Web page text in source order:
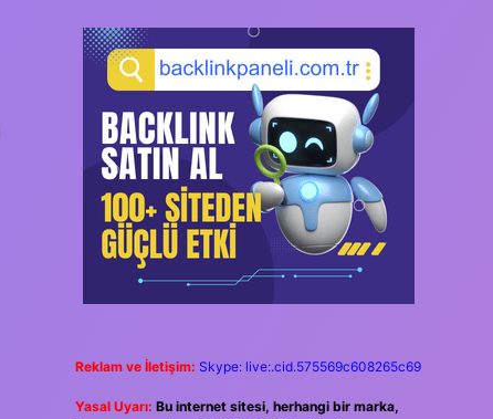
Reklam ve İletişim: Skype: live:.cid.575569c608265c69
Yasal Uyarı: Bu internet sitesi, herhangi bir marka,